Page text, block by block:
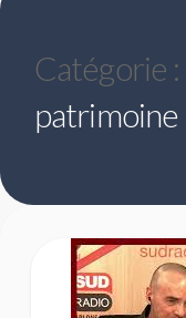
Catégorie :
patrimoine